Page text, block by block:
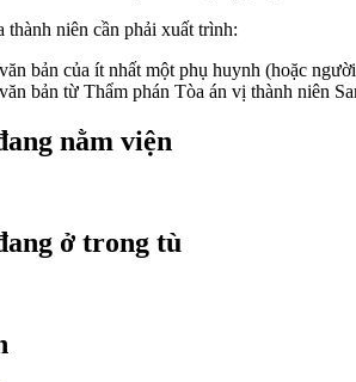
niên cần phải xuất trình:
bản của ít nhất một phụ huynh (hoặc
bản từ Thẩm phán Tòa án vị thành niên
nằm viện
ở trong tù